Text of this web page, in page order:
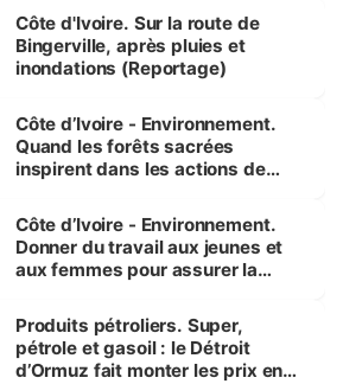
(Alassane Ouattara
Côte d'Ivoire. Sur la route de
Bingerville, après pluies et
inondations (Reportage)
Côte d’Ivoire - Environnement.
Quand les forêts sacrées
inspirent dans les actions de
Côte d’Ivoire - Environnement.
Donner du travail aux jeunes et
aux femmes pour assurer la
menacées
Produits pétroliers. Super,
pétrole et gasoil : le Détroit
d’Ormuz fait monter les prix en